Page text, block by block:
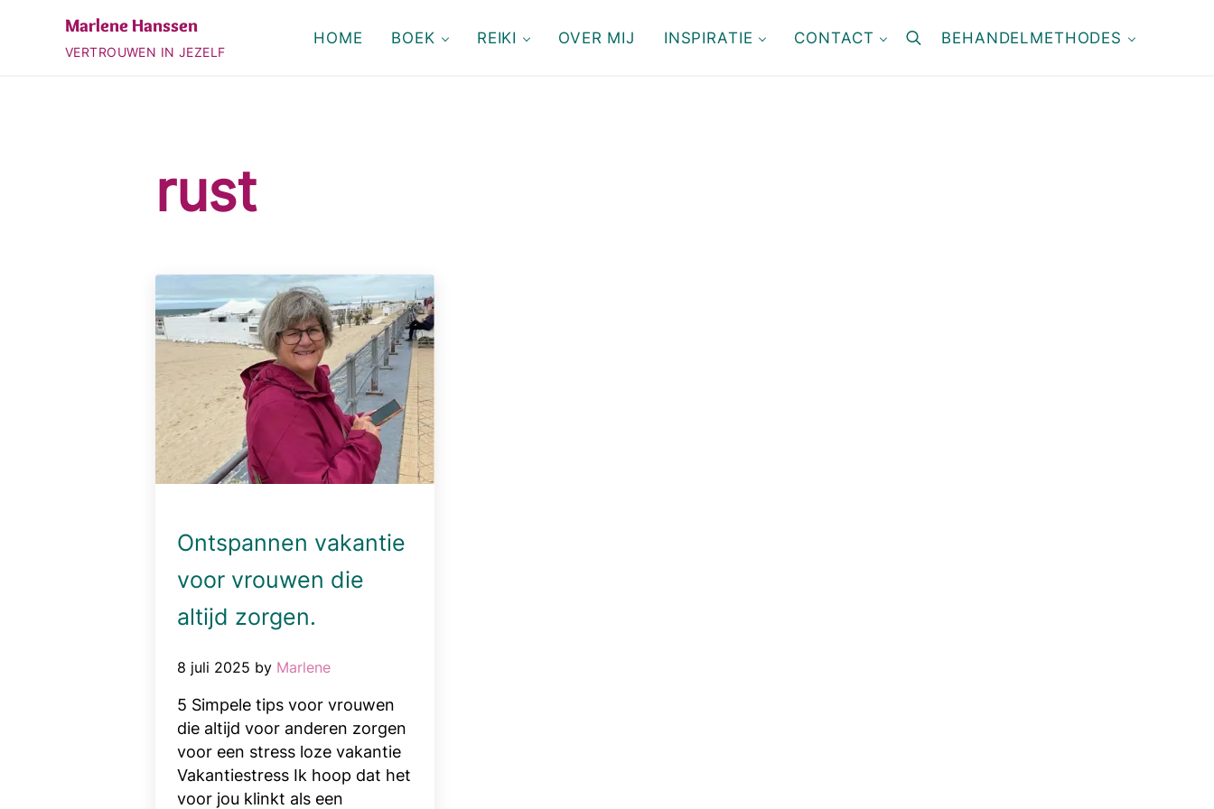
Marlene Hanssen
VERTROUWEN IN JEZELF
HOME BOEK REIKI OVER MIJ INSPIRATIE CONTACT searchBEHANDELMETHODES
rust
Ontspannen vakantie
voor vrouwen die
altijd zorgen.
8 juli 2025 by Marlene
5 Simpele tips voor vrouwen
die altijd voor anderen zorgen
voor een stress loze vakantie
Vakantiestress Ik hoop dat het
voor jou klinkt als een